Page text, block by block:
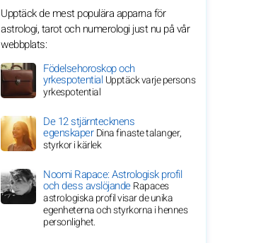
Upptäck de mest populära apparna för
astrologi, tarot och numerologi just nu på vår
webbplats:
Födelsehoroskop och
yrkespotentialUpptäck varje persons
yrkespotential
De 12 stjärntecknens
egenskaperDina finaste talanger,
styrkor i kärlek
Noomi Rapace: Astrologisk profil
och dess avslöjandeRapaces
astrologiska profil visar de unika
egenheterna och styrkorna i hennes
personlighet.